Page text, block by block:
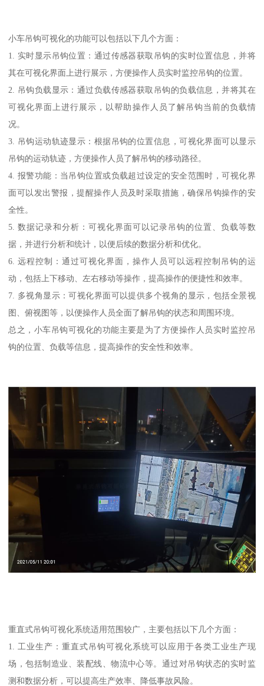
小车吊钩可视化的功能可以包括以下几个方面：
1. 实时显示吊钩位置：通过传感器获取吊钩的实时位置信息，并将
其在可视化界面上进行展示，方便操作人员实时监控吊钩的位置。
2. 吊钩负载显示：通过负载传感器获取吊钩的负载信息，并将其在
可视化界面上进行展示，以帮助操作人员了解吊钩当前的负载情
况。
3. 吊钩运动轨迹显示：根据吊钩的位置信息，可视化界面可以显示
吊钩的运动轨迹，方便操作人员了解吊钩的移动路径。
4. 报警功能：当吊钩位置或负载超过设定的安全范围时，可视化界
面可以发出警报，提醒操作人员及时采取措施，确保吊钩操作的安
全性。
5. 数据记录和分析：可视化界面可以记录吊钩的位置、负载等数
据，并进行分析和统计，以便后续的数据分析和优化。
6. 远程控制：通过可视化界面，操作人员可以远程控制吊钩的运
动，包括上下移动、左右移动等操作，提高操作的便捷性和效率。
7. 多视角显示：可视化界面可以提供多个视角的显示，包括全景视
图、俯视图等，以便操作人员全面了解吊钩的状态和周围环境。
总之，小车吊钩可视化的功能主要是为了方便操作人员实时监控吊
钩的位置、负载等信息，提高操作的安全性和效率。
重直式吊钩可视化系统适用范围较广，主要包括以下几个方面：
1. 工业生产：重直式吊钩可视化系统可以应用于各类工业生产现
场，包括制造业、装配线、物流中心等。通过对吊钩状态的实时监
测和数据分析，可以提高生产效率、降低事故风险。